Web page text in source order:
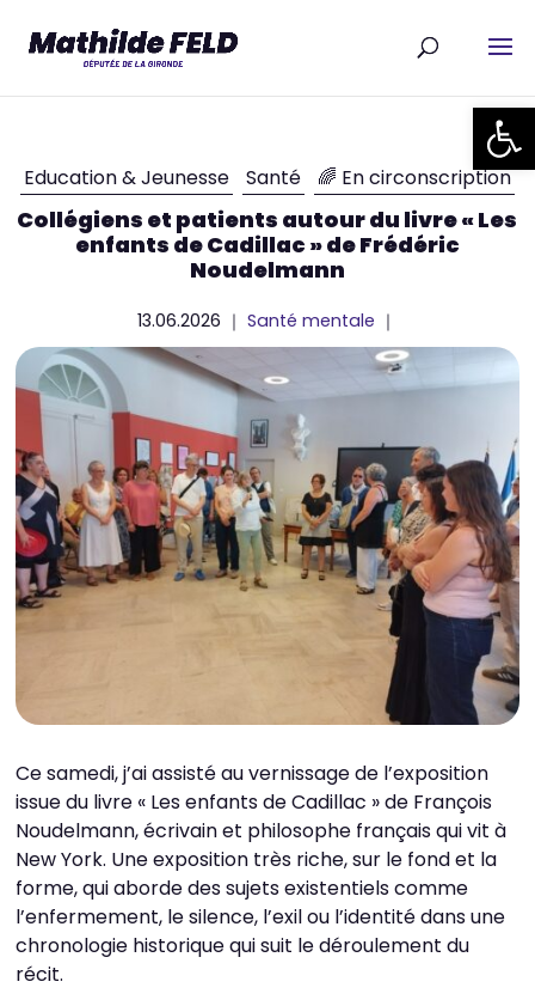
Ouvrir
Education & Jeunesse Santé 🌈 En circonscription
Collégiens et patients autour du livre « Les
enfants de Cadillac » de Frédéric
Noudelmann
13.06.2026 ｜Santé mentale ｜
Ce samedi, j’ai assisté au vernissage de l’exposition
issue du livre « Les enfants de Cadillac » de François
Noudelmann, écrivain et philosophe français qui vit à
New York. Une exposition très riche, sur le fond et la
forme, qui aborde des sujets existentiels comme
l’enfermement, le silence, l’exil ou l’identité dans une
chronologie historique qui suit le déroulement du
récit.